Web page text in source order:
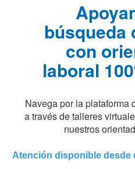
búsqueda
con
laboral
Navega por la plataforma
a través de talleres
nuestros
Atención disponible desde